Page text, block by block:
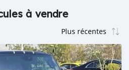
à vendre